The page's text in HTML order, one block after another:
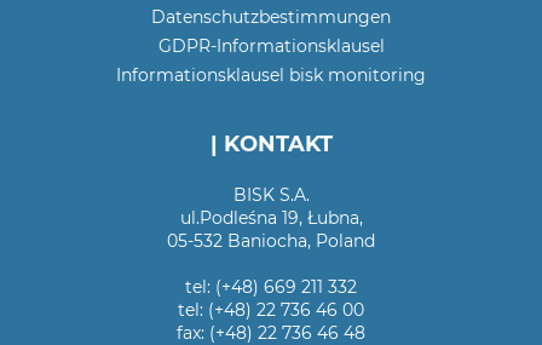
Datenschutzbestimmungen
GDPR-Informationsklausel
Informationsklausel bisk monitoring
| KONTAKT
BISK S.A.
ul.Podleśna 19, Łubna,
05-532 Baniocha, Poland
tel: (+48) 669 211 332
tel: (+48) 22 736 46 00
fax: (+48) 22 736 46 48